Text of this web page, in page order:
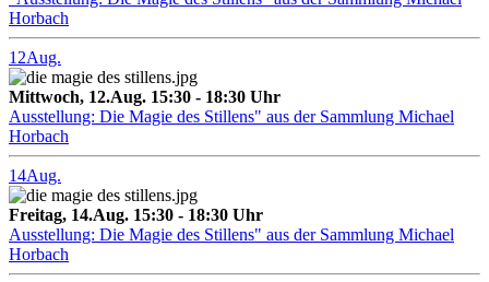
Horbach
12Aug.
Mittwoch, 12.Aug. 15:30 - 18:30 Uhr
Ausstellung: Die Magie des Stillens" aus der Sammlung Michael
Horbach
14Aug.
Freitag, 14.Aug. 15:30 - 18:30 Uhr
Ausstellung: Die Magie des Stillens" aus der Sammlung Michael
Horbach